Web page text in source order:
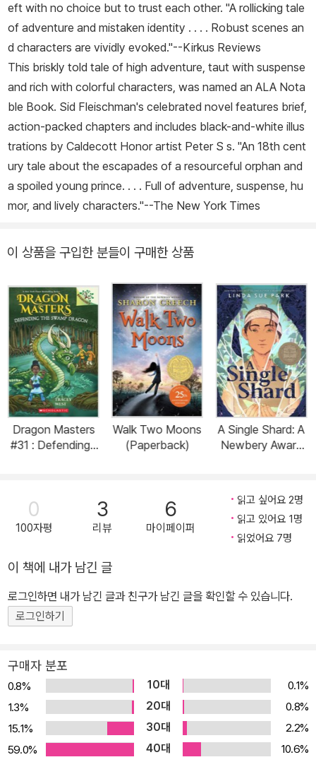
eft with no choice but to trust each other. "A rollicking tale
of adventure and mistaken identity . . . . Robust scenes an
d characters are vividly evoked."--Kirkus Reviews
This briskly told tale of high adventure, taut with suspense
and rich with colorful characters, was named an ALA Nota
ble Book. Sid Fleischman's celebrated novel features brief,
action-packed chapters and includes black-and-white illus
trations by Caldecott Honor artist Peter S s. "An 18th cent
ury tale about the escapades of a resourceful orphan and
a spoiled young prince. . . . Full of adventure, suspense, hu
mor, and lively characters."--The New York Times
이 상품을 구입한 분들이 구매한 상품
Dragon Masters
#31 : Defending t
Walk Two Moons
(Paperback)
A Single Shard: A
Newbery Award
0
100자평
3
리뷰
6
마이페이퍼
읽고 싶어요 2명
읽고 있어요 1명
읽었어요 7명
이 책에 내가 남긴 글
로그인하면 내가 남긴 글과 친구가 남긴 글을 확인할 수 있습니다.
로그인하기
구매자 분포
0.8% 10대
0.1%
1.3%
20대
0.8%
15.1%
30대
2.2%
59.0%
40대
10.6%